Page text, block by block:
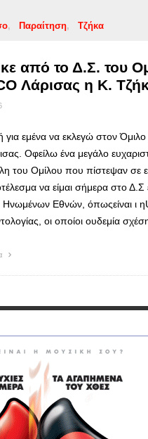
Παραίτηση Τζήκα
από το Δ.Σ. του
Λάρισας η Κ.
για εμένα να εκλεγώ στον Όμιλο
Οφείλω ένα μεγάλο
του Ομίλου που πίστεψαν σε
να είμαι σήμερα στο Δ.Σ
Εθνών, όπωςείναι ι
οι οποίοι ουδεμία